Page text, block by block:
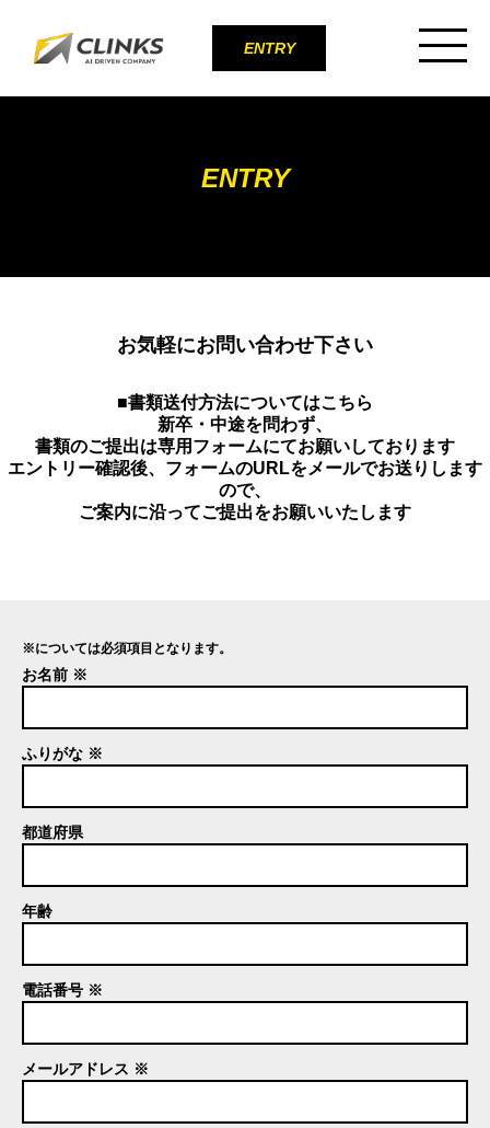
ENTRY
ENTRY
お気軽にお問い合わせ下さい
■書類送付方法についてはこちら
新卒・中途を問わず、
書類のご提出は専用フォームにてお願いしております
エントリー確認後、フォームのURLをメールでお送りします
ので、
ご案内に沿ってご提出をお願いいたします
※については必須項目となります。
お名前 ※
ふりがな ※
都道府県
年齢
電話番号 ※
メールアドレス ※